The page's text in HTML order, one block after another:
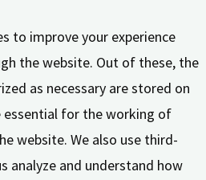
to improve your experience
the website. Out of these, the
as necessary are stored on
essential for the working of
website. We also use third-
analyze and understand how